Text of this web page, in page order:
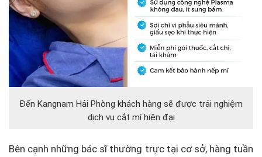
Đến Kangnam Hải Phòng khách hàng sẽ được trải nghiệm
dịch vụ cắt mí hiện đại
Bên cạnh những bác sĩ thường trực tại cơ sở, hàng tuần